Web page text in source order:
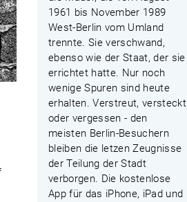
1961 bis November 1989
West-Berlin vom Umland
trennte. Sie verschwand,
ebenso wie der Staat, der sie
errichtet hatte. Nur noch
wenige Spuren sind heute
erhalten. Verstreut, versteckt
oder vergessen - den
meisten Berlin-Besuchern
bleiben die letzen Zeugnisse
der Teilung der Stadt
verborgen. Die kostenlose
App für das iPhone, iPad und